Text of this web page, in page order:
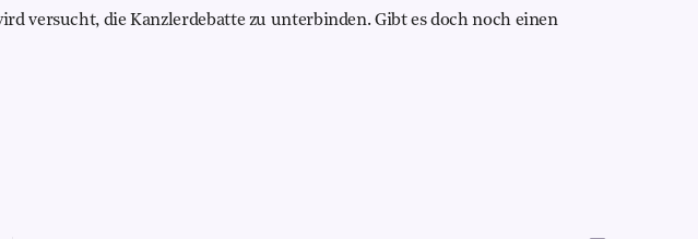
versucht, die Kanzlerdebatte zu unterbinden. Gibt es doch noch einen